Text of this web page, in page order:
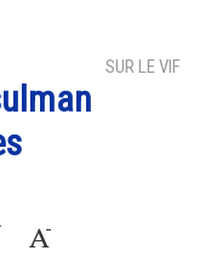
SUR LE VIF